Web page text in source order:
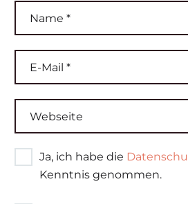
Ja, ich habe die
Kenntnis genommen.